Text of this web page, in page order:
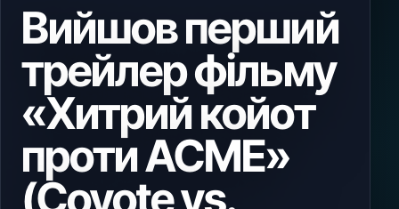
Вийшов перший
трейлер фільму
«Хитрий койот
проти ACME»
(Coyote vs.